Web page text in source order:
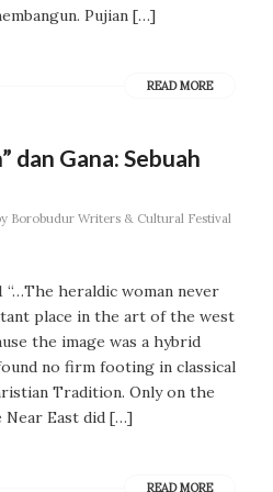
Pujian […]
READ MORE
dan Gana: Sebuah
Borobudur Writers & Cultural Festival
“…The heraldic woman never
place in the art of the west
the image was a hybrid
no firm footing in classical
Tradition. Only on the
East did […]
READ MORE